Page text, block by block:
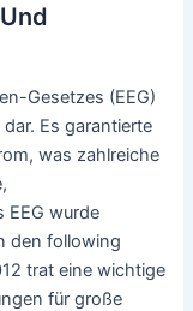
Gesetzes (EEG)
Es garantierte
was zahlreiche
EEG wurde
den following
trat eine wichtige
für große